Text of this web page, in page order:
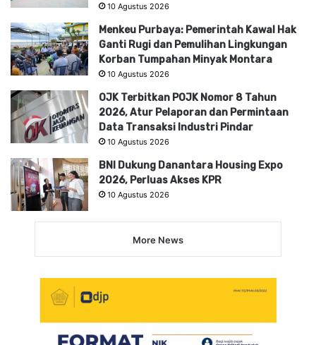
10 Agustus 2026
Menkeu Purbaya: Pemerintah Kawal Hak
Ganti Rugi dan Pemulihan Lingkungan
Korban Tumpahan Minyak Montara
10 Agustus 2026
OJK Terbitkan POJK Nomor 8 Tahun
2026, Atur Pelaporan dan Permintaan
Data Transaksi Industri Pindar
10 Agustus 2026
BNI Dukung Danantara Housing Expo
2026, Perluas Akses KPR
10 Agustus 2026
More News